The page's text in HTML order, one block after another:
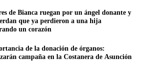
de Bianca ruegan por un ángel donante y
que ya perdieron a una hija
un corazón
de la donación de órganos:
campaña en la Costanera de Asunción